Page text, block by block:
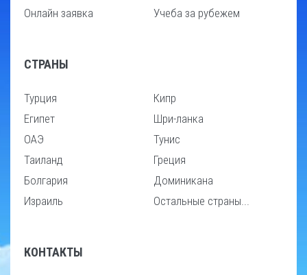
Онлайн заявка
Учеба за рубежем
СТРАНЫ
Турция
Египет
ОАЭ
Таиланд
Болгария
Израиль
Кипр
Шри-ланка
Тунис
Греция
Доминикана
Остальные страны...
КОНТАКТЫ